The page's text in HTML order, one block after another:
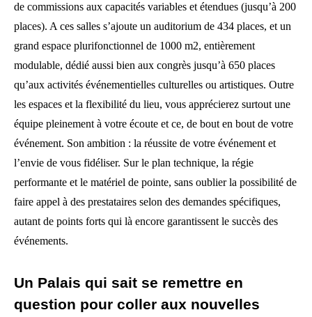
de commissions aux capacités variables et étendues (jusqu’à 200
places). A ces salles s’ajoute un auditorium de 434 places, et un
grand espace plurifonctionnel de 1000 m2, entièrement
modulable, dédié aussi bien aux congrès jusqu’à 650 places
qu’aux activités événementielles culturelles ou artistiques. Outre
les espaces et la flexibilité du lieu, vous apprécierez surtout une
équipe pleinement à votre écoute et ce, de bout en bout de votre
événement. Son ambition : la réussite de votre événement et
l’envie de vous fidéliser. Sur le plan technique, la régie
performante et le matériel de pointe, sans oublier la possibilité de
faire appel à des prestataires selon des demandes spécifiques,
autant de points forts qui là encore garantissent le succès des
événements.
Un Palais qui sait se remettre en
question pour coller aux nouvelles